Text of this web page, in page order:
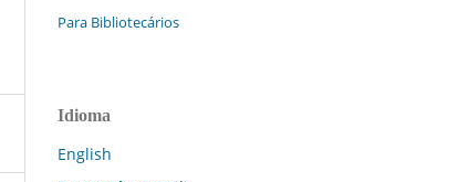
Para Bibliotecários
Idioma
English